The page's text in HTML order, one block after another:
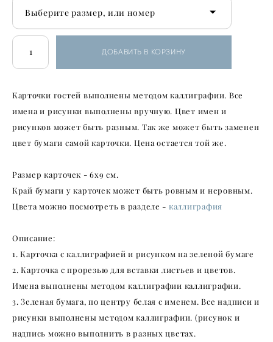
Выберите размер, или номер
ДОБАВИТЬ В КОРЗИНУ
Карточки гостей выполнены методом каллиграфии. Все
имена и рисунки выполнены вручную. Цвет имен и
рисунков может быть разным. Так же может быть заменен
цвет бумаги самой карточки. Цена остается той же.
Размер карточек - 6х9 см.
Край бумаги у карточек может быть ровным и неровным.
Цвета можно посмотреть в разделе - каллиграфия
Описание:
1. Карточка с каллиграфией и рисунком на зеленой бумаге
2. Карточка с прорезью для вставки листьев и цветов.
Имена выполнены методом каллиграфии каллиграфии.
3. Зеленая бумага, по центру белая с именем. Все надписи и
рисунки выполнены методом каллиграфии. (рисунок и
надпись можно выполнить в разных цветах.